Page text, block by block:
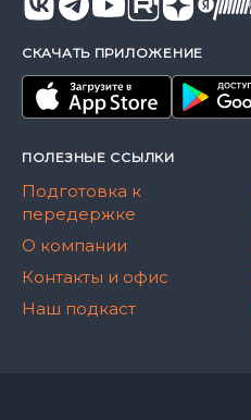
СКАЧАТЬ ПРИЛОЖЕНИЕ
ПОЛЕЗНЫЕ ССЫЛКИ
Подготовка к
передержке
О компании
Контакты и офис
Наш подкаст